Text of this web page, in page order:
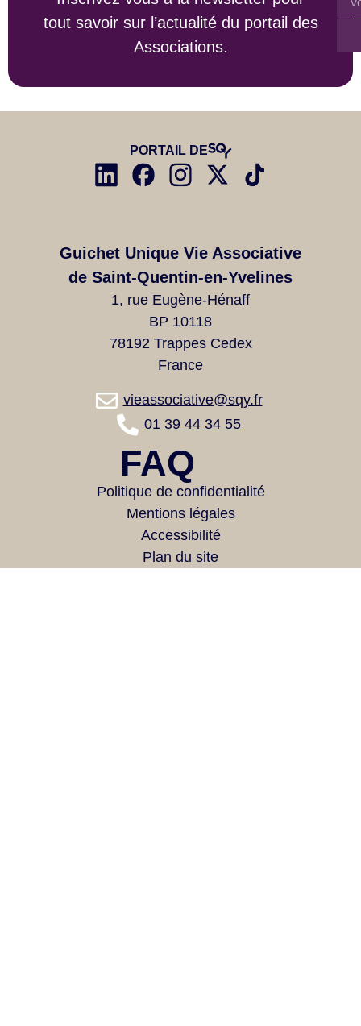
tout savoir sur l’actualité du portail des
Associations.
PORTAIL DE
Guichet Unique Vie Associative
de Saint-Quentin-en-Yvelines
1, rue Eugène-Hénaff
BP 10118
78192 Trappes Cedex
France
vieassociative@sqy.fr
01 39 44 34 55
FAQ
Politique de confidentialité
Mentions légales
Accessibilité
Plan du site